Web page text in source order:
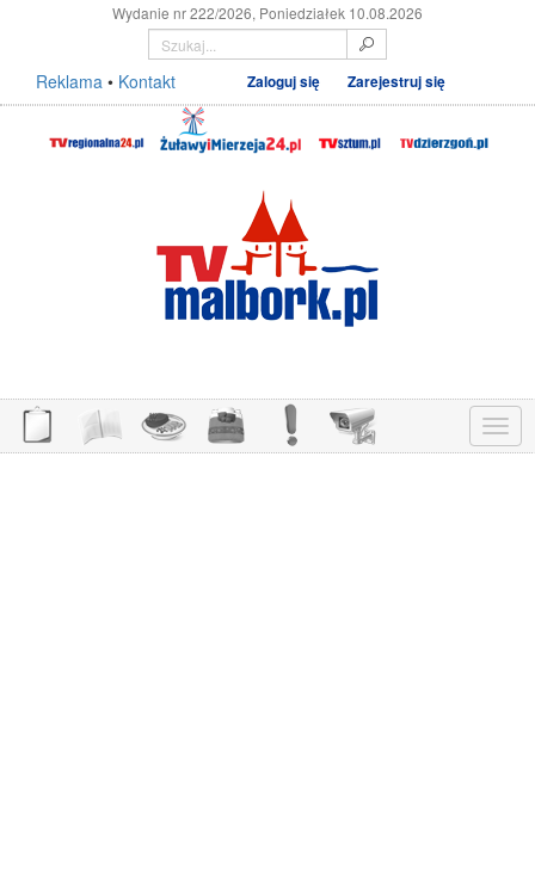
Wydanie nr 222/2026, Poniedziałek 10.08.2026
Reklama • Kontakt Zaloguj się Zarejestruj się
Menu